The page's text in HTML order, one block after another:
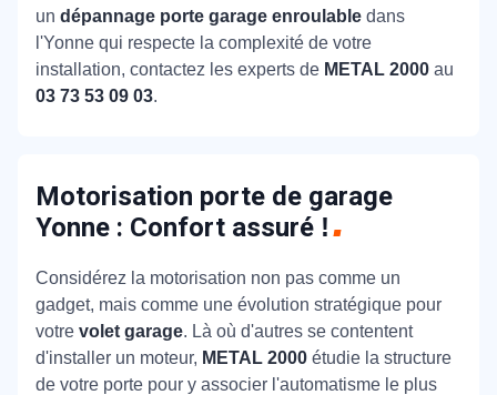
un dépannage porte garage enroulable dans
l'Yonne qui respecte la complexité de votre
installation, contactez les experts de METAL 2000 au
03 73 53 09 03.
Motorisation porte de garage
Yonne : Confort assuré !
Considérez la motorisation non pas comme un
gadget, mais comme une évolution stratégique pour
votre volet garage. Là où d'autres se contentent
d'installer un moteur, METAL 2000 étudie la structure
de votre porte pour y associer l'automatisme le plus